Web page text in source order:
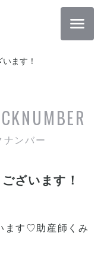
ます！
ナンバー
ざいます！
ます♡助産師くみ